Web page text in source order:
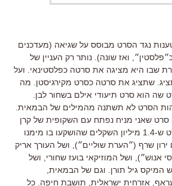
נגד הסרט מבוסס על שגיאה (מעדכנים
ואז שונה). נותר רק העניין של
שבו היא מציגה את סרטה כפלסטינאי. ועל
שתציג את סרטה כסרט מקירגיסטן. מה
הוא סרט תיעודי אילם בשחור לבן.
הסרט לא תשתנה מהמילים של הבמאית.
שאני מניח נפתח עם השקופית של קרן
הקולנוע הישראלי. זה סרט ש-1.4 מיליון השקלים שהושקעו בו מימנו
שרף (״הערת שוליים״), ושל העורך אריק
אנוש״), ושל המוזיקאי בועז שחורי, ושל
המיקס גיל תורן. וגם של הבמאית,
אזרחית ישראלית, תושבת חיפה. כל